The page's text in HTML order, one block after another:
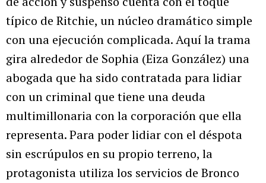
típico de Ritchie, un núcleo dramático simple
con una ejecución complicada. Aquí la trama
gira alrededor de Sophia (Eiza González) una
abogada que ha sido contratada para lidiar
con un criminal que tiene una deuda
multimillonaria con la corporación que ella
representa. Para poder lidiar con el déspota
sin escrúpulos en su propio terreno, la
protagonista utiliza los servicios de Bronco